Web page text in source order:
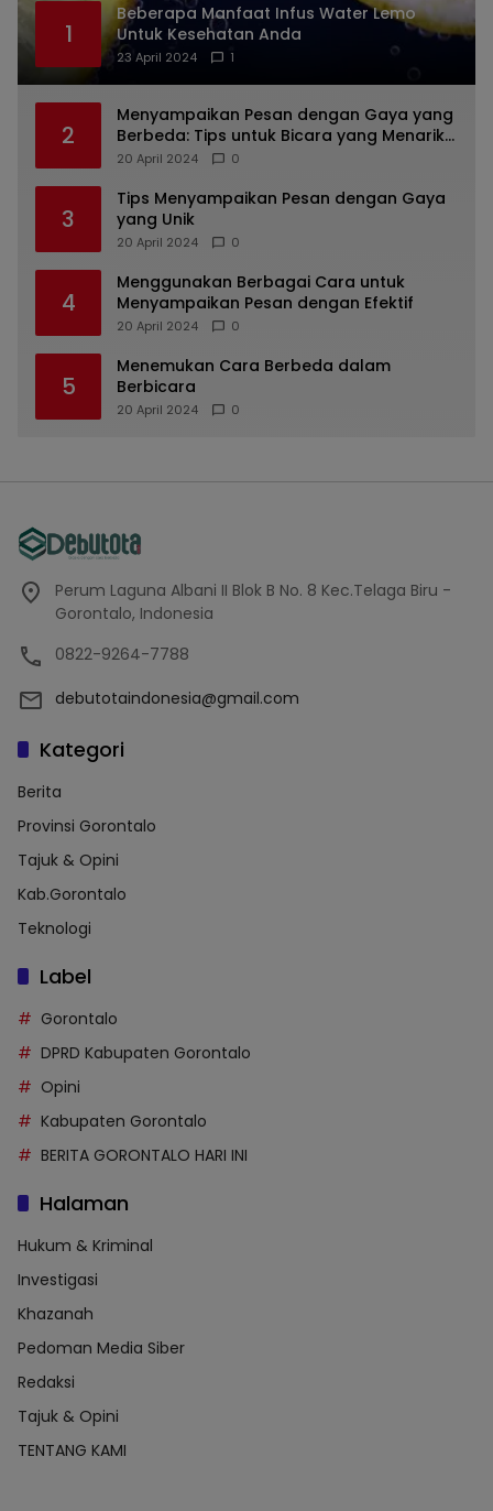
1
Beberapa Manfaat Infus Water Lemo
Untuk Kesehatan Anda
23 April 2024 1
2
Menyampaikan Pesan dengan Gaya yang
Berbeda: Tips untuk Bicara yang Menarik
dan Unik
20 April 2024 0
3
Tips Menyampaikan Pesan dengan Gaya
yang Unik
20 April 2024 0
4
Menggunakan Berbagai Cara untuk
Menyampaikan Pesan dengan Efektif
20 April 2024 0
5
Menemukan Cara Berbeda dalam
Berbicara
20 April 2024 0
Perum Laguna Albani II Blok B No. 8 Kec.Telaga Biru -
Gorontalo, Indonesia
0822-9264-7788
debutotaindonesia@gmail.com
Kategori
Berita
Provinsi Gorontalo
Tajuk & Opini
Kab.Gorontalo
Teknologi
Label
Gorontalo
DPRD Kabupaten Gorontalo
Opini
Kabupaten Gorontalo
BERITA GORONTALO HARI INI
Halaman
Hukum & Kriminal
Investigasi
Khazanah
Pedoman Media Siber
Redaksi
Tajuk & Opini
TENTANG KAMI